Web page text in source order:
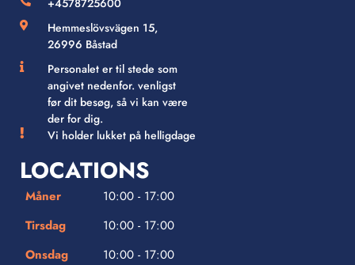
+4578725600
Hemmeslövsvägen 15,
26996 Båstad
Personalet er til stede som
angivet nedenfor. venligst
før dit besøg, så vi kan være
der for dig.
Vi holder lukket på helligdage
LOCATIONS
Måner
10:00 - 17:00
Tirsdag
10:00 - 17:00
Onsdag
10:00 - 17:00